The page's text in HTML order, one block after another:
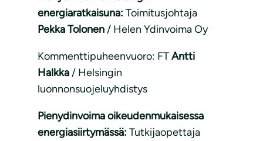
energiaratkaisuna: Toimitusjohtaja
Pekka Tolonen / Helen Ydinvoima Oy
Kommenttipuheenvuoro: FTAntti
Halkka / Helsingin
luonnonsuojeluyhdistys
Pienydinvoima oikeudenmukaisessa
energiasiirtymässä: Tutkijaopettaja